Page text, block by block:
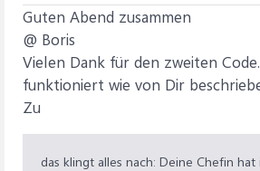
Guten Abend zusammen
@ Boris
Vielen Dank für den zweiten
funktioniert wie von Dir
Zu
das klingt alles nach: Deine Chefin